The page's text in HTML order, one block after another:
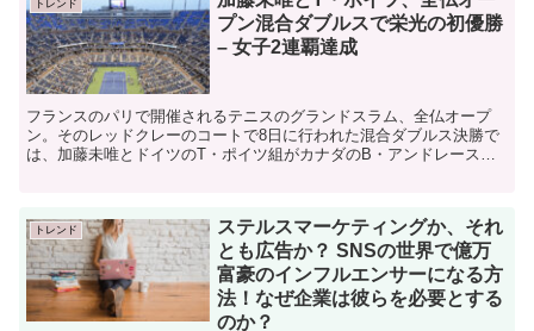
トレンド
プン混合ダブルスで栄光の初優勝
– 女子2連覇達成
フランスのパリで開催されるテニスのグランドスラム、全仏オープ
ン。そのレッドクレーのコートで8日に行われた混合ダブルス決勝で
は、加藤未唯とドイツのT・ポイツ組がカナダのB・アンドレースク
トレンド
ステルスマーケティングか、それ
とも広告か？ SNSの世界で億万
富豪のインフルエンサーになる方
法！なぜ企業は彼らを必要とする
のか？